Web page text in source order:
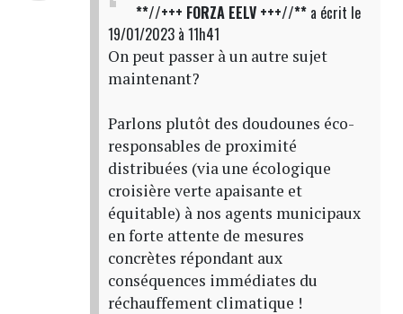
**//+++ FORZA EELV +++//**a écrit le
19/01/2023 à 11h41
On peut passer à un autre sujet
maintenant?
Parlons plutôt des doudounes éco-
responsables de proximité
distribuées (via une écologique
croisière verte apaisante et
équitable) à nos agents municipaux
en forte attente de mesures
concrètes répondant aux
conséquences immédiates du
réchauffement climatique !